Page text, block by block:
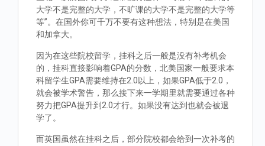
大学不是完整的大学，不旷课的大学不是完整的大学等
等”。在国外你可千万不要有这种想法，特别是在美国
和加拿大。
因为在这些院校留学，挂科之后一般是没有补考机会
的，挂科直接影响着GPA的分数，北美国家一般要求本
科留学生GPA需要维持在2.0以上，如果GPA低于2.0，
就会被学术警告，那么接下来一学期里就需要通过各种
努力把GPA提升到2.0才行。如果没有达到也就会被退
学了。
而英国虽然在挂科之后，部分院校都会给到一次补考的